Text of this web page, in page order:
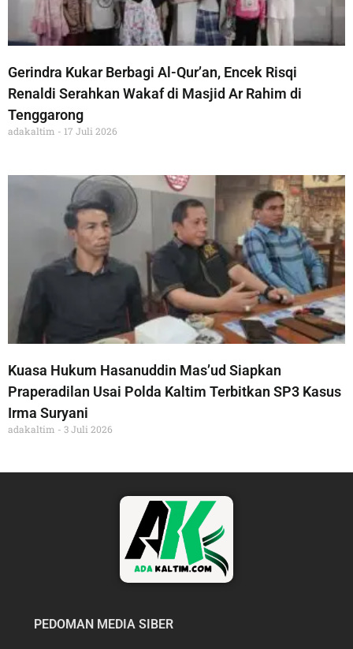
Gerindra Kukar Berbagi Al-Qur’an, Encek Risqi
Renaldi Serahkan Wakaf di Masjid Ar Rahim di
Tenggarong
adakaltim 17 Juli 2026
Kuasa Hukum Hasanuddin Mas’ud Siapkan
Praperadilan Usai Polda Kaltim Terbitkan SP3 Kasus
Irma Suryani
adakaltim 3 Juli 2026
PEDOMAN MEDIA SIBER